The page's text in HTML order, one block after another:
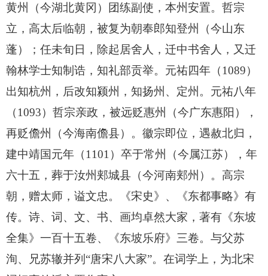
黄州（今湖北黄冈）团练副使，本州安置。哲宗
立，高太后临朝，被复为朝奉郎知登州（今山东
蓬）；任未旬日，除起居舍人，迁中书舍人，又迁
翰林学士知制诰，知礼部贡举。元祐四年（1089）
出知杭州，后改知颍州，知扬州、定州。元祐八年
（1093）哲宗亲政，被远贬惠州（今广东惠阳），
再贬儋州（今海南儋县）。徽宗即位，遇赦北归，
建中靖国元年（1101）卒于常州（今属江苏），年
六十五，葬于汝州郏城县（今河南郏州）。高宗
朝，赠太师，谥文忠。《宋史》、《东都事略》有
传。诗、词、文、书、画均卓然大家，著有《东坡
全集》一百十五卷、《东坡乐府》三卷。与父苏
洵、兄苏辙并列“唐宋八大家”。在词学上，为北宋